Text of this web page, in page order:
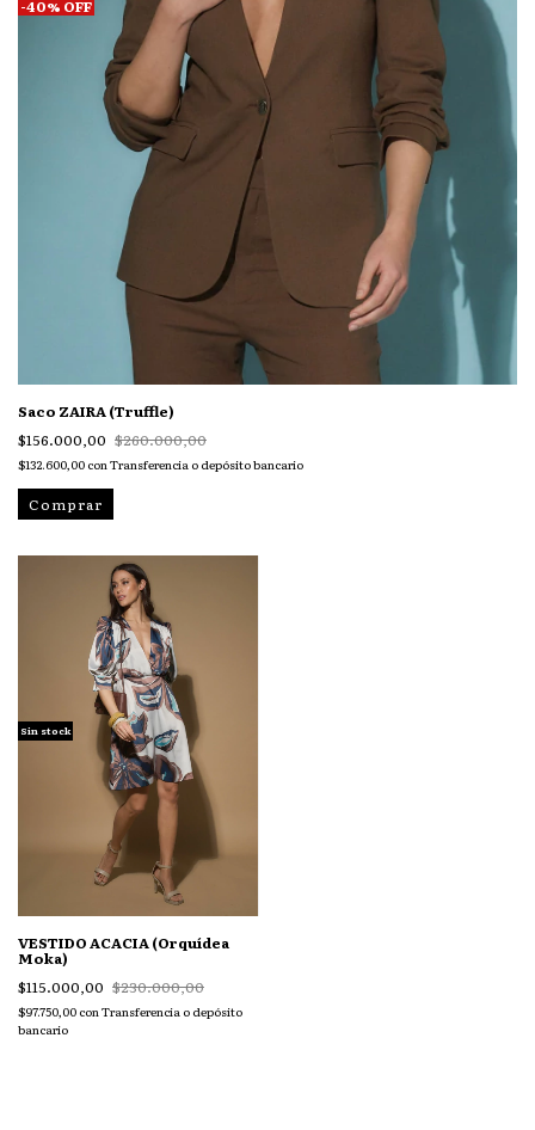
-40% OFF
Saco ZAIRA (Truffle)
$156.000,00 $260.000,00
$132.600,00 conTransferencia o depósito bancario
Comprar
Sin stock
VESTIDO ACACIA (Orquídea
Moka)
$115.000,00 $230.000,00
$97.750,00 conTransferencia o depósito
bancario